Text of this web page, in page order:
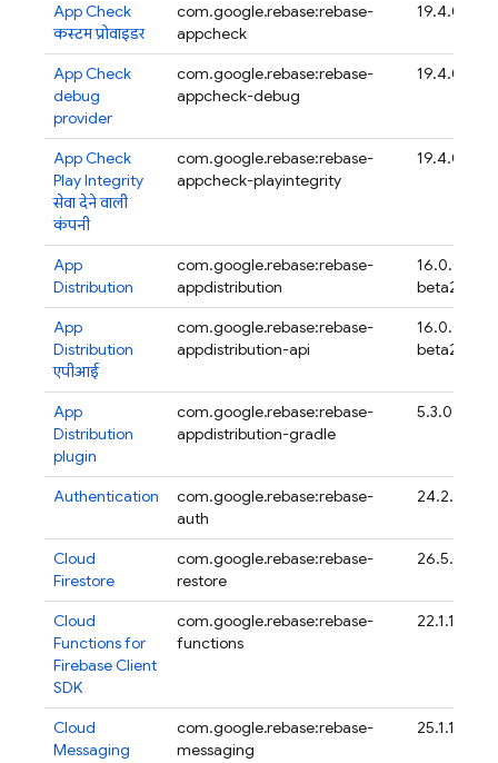
App Check
कस्टम प्रोवाइडर
com.google.firebase:firebase-
appcheck
19.4.0
App Check
debug
provider
com.google.firebase:firebase-
appcheck-debug
19.4.0
App Check
Play Integrity
सेवा देने वाली
कंपनी
com.google.firebase:firebase-
appcheck-playintegrity
19.4.0
App
Distribution
com.google.firebase:firebase-
appdistribution
16.0.0-
beta20
App
Distribution
एपीआई
com.google.firebase:firebase-
appdistribution-api
16.0.0-
beta20
App
Distribution
plugin
com.google.firebase:firebase-
appdistribution-gradle
5.3.0
Authentication
com.google.firebase:firebase-
auth
24.2.0
Cloud
Firestore
com.google.firebase:firebase-
firestore
26.5.0
Cloud
Functions for
FirebaseClient
SDK
com.google.firebase:firebase-
functions
22.1.1
Cloud
Messaging
com.google.firebase:firebase-
messaging
25.1.1